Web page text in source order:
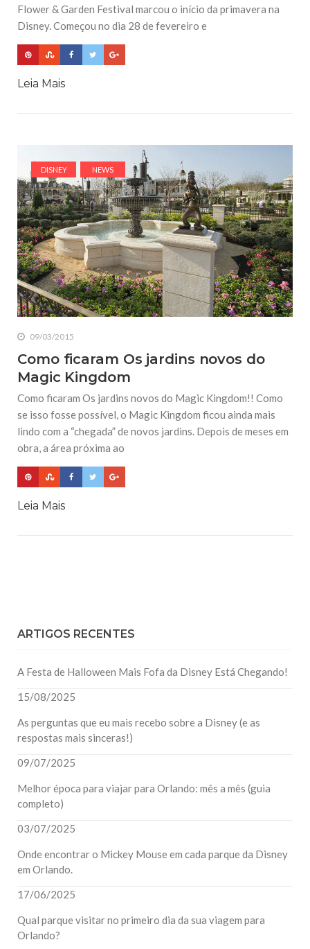
Flower & Garden Festival marcou o início da primavera na
Disney. Começou no dia 28 de fevereiro e
Leia Mais
DISNEY NEWS
09/03/2015
Como ficaram Os jardins novos do
Magic Kingdom
Como ficaram Os jardins novos do Magic Kingdom!! Como
se isso fosse possível, o Magic Kingdom ficou ainda mais
lindo com a “chegada” de novos jardins. Depois de meses em
obra, a área próxima ao
Leia Mais
ARTIGOS RECENTES
A Festa de Halloween Mais Fofa da Disney Está Chegando!
15/08/2025
As perguntas que eu mais recebo sobre a Disney (e as
respostas mais sinceras!)
09/07/2025
Melhor época para viajar para Orlando: mês a mês (guia
completo)
03/07/2025
Onde encontrar o Mickey Mouse em cada parque da Disney
em Orlando.
17/06/2025
Qual parque visitar no primeiro dia da sua viagem para
Orlando?